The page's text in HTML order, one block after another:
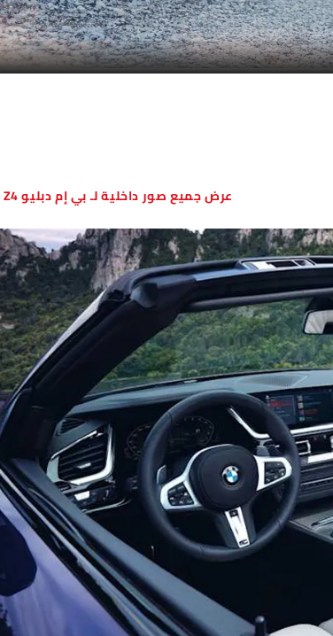
صور داخلية لـ بي إم دبليو Z4